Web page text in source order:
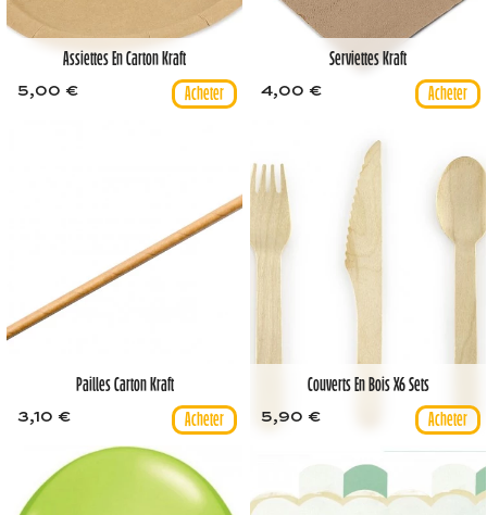
Assiettes En Carton Kraft
5,00 €
Serviettes Kraft
4,00 €
Pailles Carton Kraft
3,10 €
Couverts En Bois X6 Sets
5,90 €